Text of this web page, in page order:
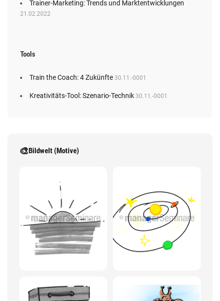
Trainer-Marketing: Trends und Marktentwicklungen
21.02.2022
Tools
Train the Coach: 4 Zukünfte 30.11.-0001
Kreativitäts-Tool: Szenario-Technik 30.11.-0001
🎨 Bildwelt (Motive)